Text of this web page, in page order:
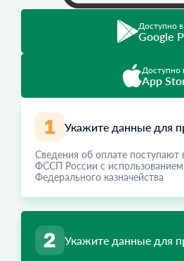
Укажите данные для
Сведения об оплате
ФССП России с
Федерального казначейства
Укажите данные для
Доступно в
Google
Доступно
App